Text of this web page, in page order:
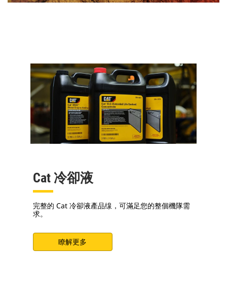
Cat 冷卻液
完整的 Cat 冷卻液產品缐，可滿足您的整個機隊需
求。
瞭解更多